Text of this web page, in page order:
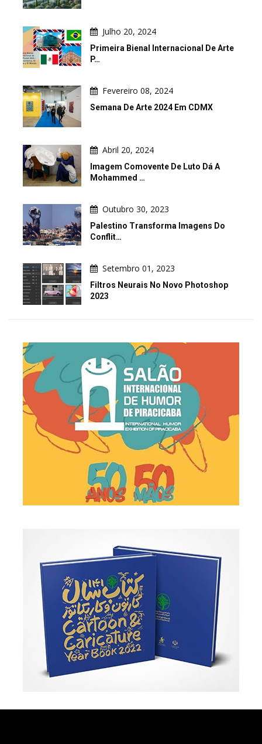
Julho 20, 2024
Primeira Bienal Internacional De Arte
P…
Fevereiro 08, 2024
Semana De Arte 2024 Em CDMX
Abril 20, 2024
Imagem Comovente De Luto Dá A
Mohammed …
Outubro 30, 2023
Palestino Transforma Imagens Do
Conflit…
Setembro 01, 2023
Filtros Neurais No Novo Photoshop
2023